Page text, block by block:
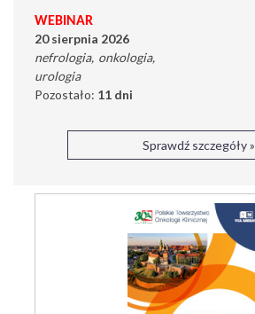
WEBINAR
20 sierpnia 2026
nefrologia onkologia
urologia
Pozostało: 11 dni
Sprawdź szczegóły »